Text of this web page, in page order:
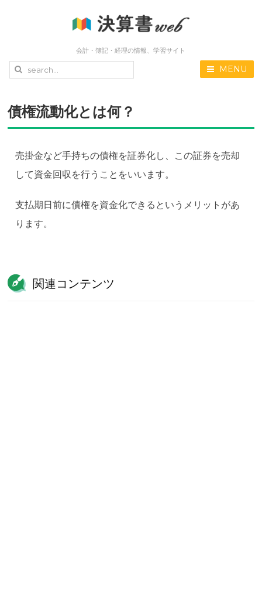
会計・簿記・経理の情報、学習サイト
MENU
債権流動化とは何？
売掛金など手持ちの債権を証券化し、この証券を売却
して資金回収を行うことをいいます。
支払期日前に債権を資金化できるというメリットがあ
ります。
関連コンテンツ